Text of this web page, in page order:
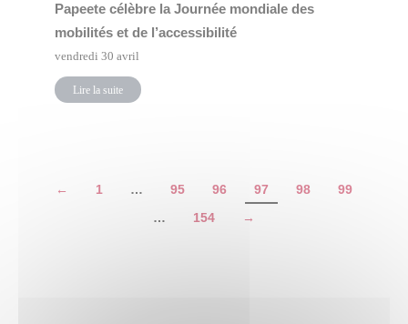
Papeete célèbre la Journée mondiale des
mobilités et de l’accessibilité
vendredi 30 avril
Lire la suite
← 1 … 95 96 97 98
99
…
154 →